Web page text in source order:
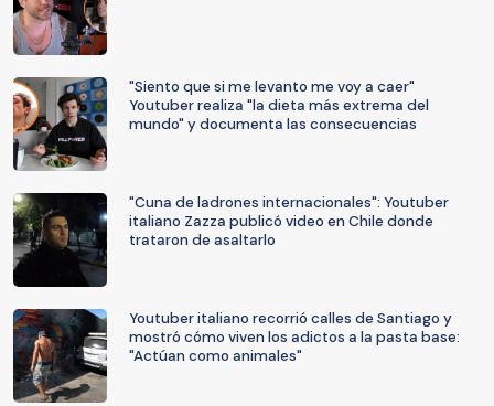
"Siento que si me levanto me voy a caer"
Youtuber realiza "la dieta más extrema del
mundo" y documenta las consecuencias
"Cuna de ladrones internacionales": Youtuber
italiano Zazza publicó video en Chile donde
trataron de asaltarlo
Youtuber italiano recorrió calles de Santiago y
mostró cómo viven los adictos a la pasta base:
"Actúan como animales"